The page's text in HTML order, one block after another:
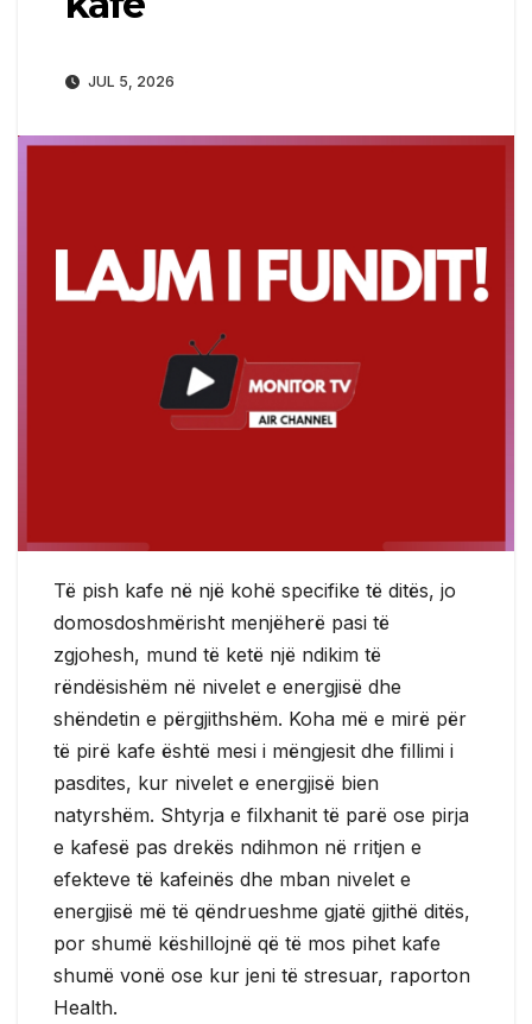
JUL 5, 2026
Të pish kafe në një kohë specifike të ditës, jo
domosdoshmërisht menjëherë pasi të
zgjohesh, mund të ketë një ndikim të
rëndësishëm në nivelet e energjisë dhe
shëndetin e përgjithshëm. Koha më e mirë për
të pirë kafe është mesi i mëngjesit dhe fillimi i
pasdites, kur nivelet e energjisë bien
natyrshëm. Shtyrja e filxhanit të parë ose pirja
e kafesë pas drekës ndihmon në rritjen e
efekteve të kafeinës dhe mban nivelet e
energjisë më të qëndrueshme gjatë gjithë ditës,
por shumë këshillojnë që të mos pihet kafe
shumë vonë ose kur jeni të stresuar, raporton
Health.